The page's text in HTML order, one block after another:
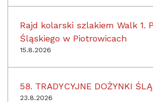
Rajd kolarski szlakiem Walk 1.
Śląskiego w Piotrowicach
15.8.2026
58. TRADYCYJNE DOŻYNKI
23.8.2026